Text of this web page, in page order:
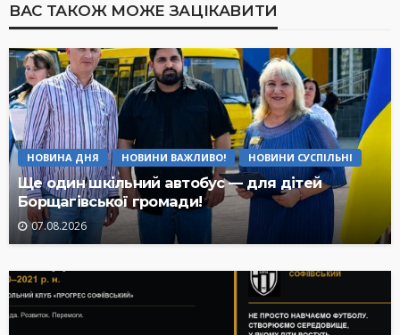
ВАС ТАКОЖ МОЖЕ ЗАЦІКАВИТИ
НОВИНА ДНЯ НОВИНИ ВАЖЛИВО! НОВИНИ СУСПІЛЬНІ
Ще один шкільний автобус — для дітей
Борщагівської громади!
07.08.2026